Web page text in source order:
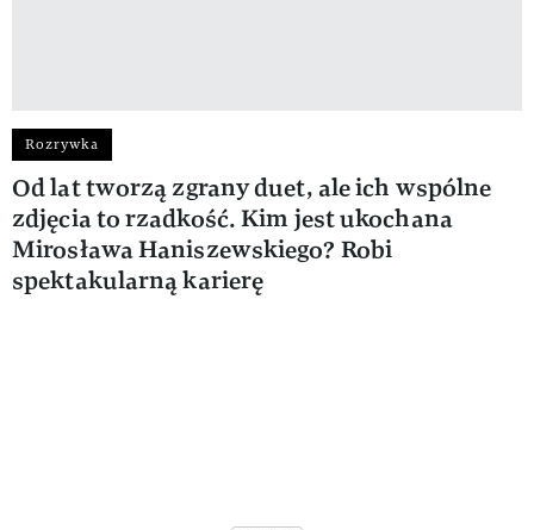
Rozrywka
Od lat tworzą zgrany duet, ale ich wspólne
zdjęcia to rzadkość. Kim jest ukochana
Mirosława Haniszewskiego? Robi
spektakularną karierę